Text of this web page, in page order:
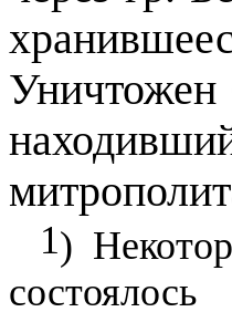
Уничтожен
1)